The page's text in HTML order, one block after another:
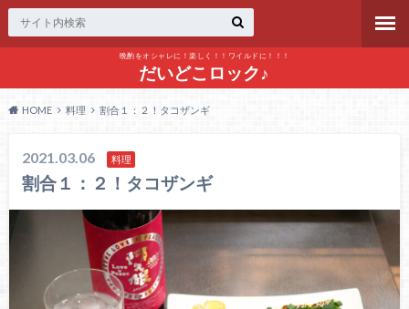
晩酌をオシャレに！楽しく！！ワイルドに！！！
だいどこロック♪
HOME 料理 割合１：２！タコザンギ
2021.03.06 料理
割合１：２！タコザンギ